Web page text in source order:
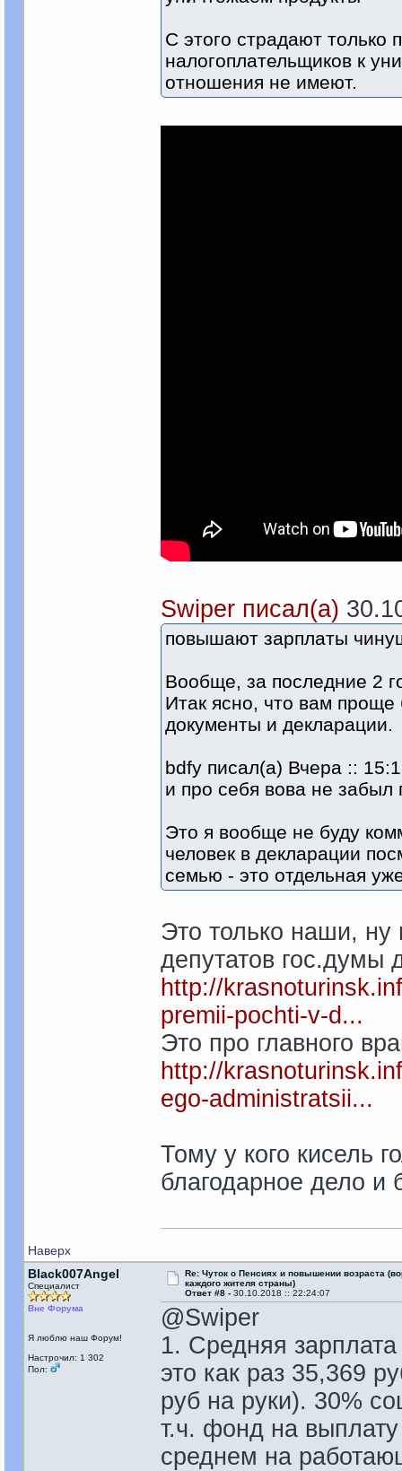
С этого страдают только
налогоплательщиков к
отношения не имеют.
Swiper писал(а)
повышают зарплаты
Вообще, за последние 2
Итак ясно, что вам
документы и декларации.
bdfy писал(а) Вчера ::
и про себя вова не забыл
Это я вообще не буду
человек в декларации
семью - это отдельная
Это только наши, ну
депутатов гос.думы
http://
premii-pochti-v-d...
Это про главного
http://
ego-administratsii...
Тому у кого кисель
благодарное дело и
Наверх
Black007Angel
Специалист
Вне Форума
Я люблю наш Форум!
Настрочил: 1 302
Пол:
Re: Чуток о Пенсиях и повышении возраста
каждого жителя страны)
Ответ #8 - 30.10.2018 :: 22:24:07
@Swiper
1. Средняя
это как раз 35,369
руб на руки). 30%
т.ч. фонд на
среднем на